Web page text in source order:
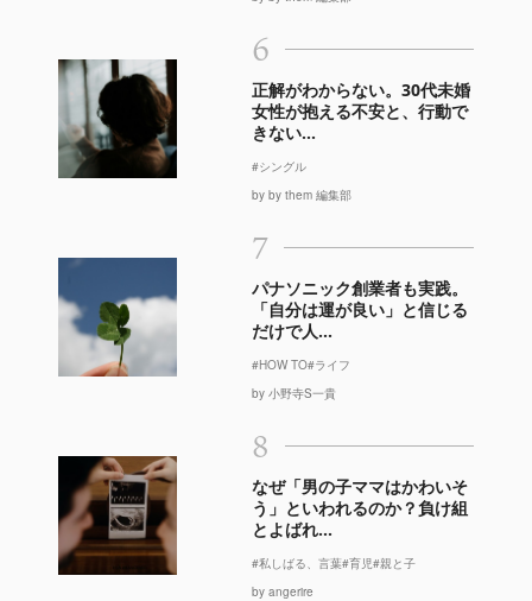
6
正解がわからない。30代未婚
女性が抱える不安と、行動で
きない...
#シングル
by by them 編集部
7
パナソニック創業者も実践。
「自分は運が良い」と信じる
だけで人...
#HOW TO#ライフ
by 小野寺S一貴
8
なぜ「男の子ママはかわいそ
う」といわれるのか？負け組
とよばれ...
#私しばる、言葉#育児#親と子
by angerire